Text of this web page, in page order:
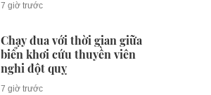
7 giờ trước
Chạy đua với thời gian giữa
biển khơi cứu thuyền viên
nghi đột quỵ
7 giờ trước